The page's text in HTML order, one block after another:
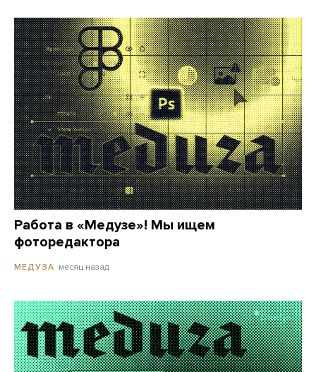
Работа в «Медузе»! Мы ищем
фоторедактора
МЕДУЗА месяц назад